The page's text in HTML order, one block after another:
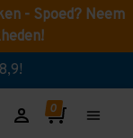
- Spoed? Neem